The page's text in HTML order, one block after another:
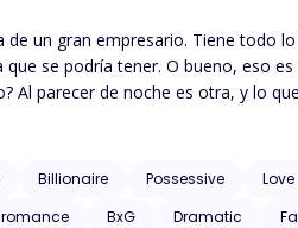
gran empresario. Tiene todo lo que quiere y de
piensan. ¿Qué pasa si Mikkel, un joven empresario amigo de su padre, se entera
de Bellamy
Billionaire Possessive
BxG Dramatic